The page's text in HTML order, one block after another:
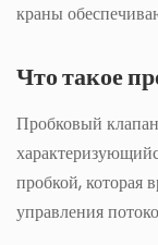
краны
Что такое
Пробковый
пробкой, которая
управления